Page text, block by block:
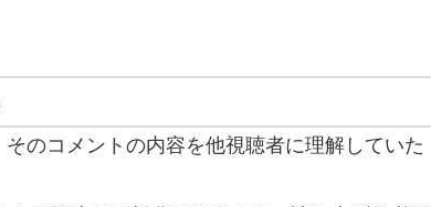
のコメントの内容を他視聴者に理解していた